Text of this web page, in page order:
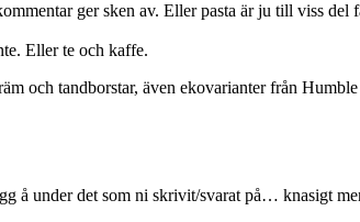
ger sken av. Eller pasta är ju till viss
Eller te och kaffe.
och tandborstar, även ekovarianter från
å under det som ni skrivit/svarat på… knasigt